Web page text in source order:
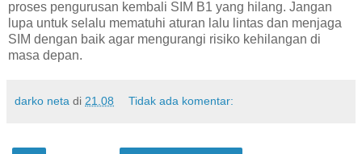
proses pengurusan kembali SIM B1 yang hilang. Jangan
lupa untuk selalu mematuhi aturan lalu lintas dan menjaga
SIM dengan baik agar mengurangi risiko kehilangan di
masa depan.
darko neta di 21.08 Tidak ada komentar: